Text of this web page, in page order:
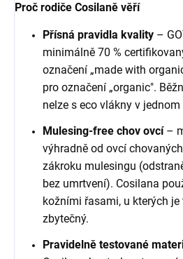
Proč rodiče Cosilaně věří
Přísná pravidla kvality –
minimálně 70 %
označení „made with
pro označení „organic".
nelze s eco vlákny v
Mulesing-free chov ovcí –
výhradně od ovcí
zákroku mulesingu
bez umrtvení). Cosilana
kožními řasami, u kterých
zbytečný.
Pravidelně testované